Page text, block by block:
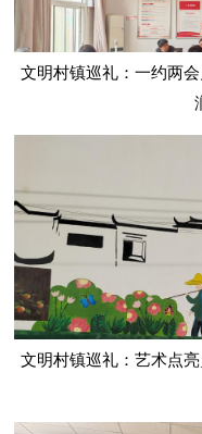
文明村镇巡礼：一约两
文明村镇巡礼：艺术点